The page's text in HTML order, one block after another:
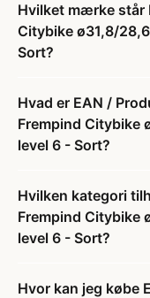
Hvilket mærke står
Citybike ø31,8/
Sort?
Hvad er EAN /
Frempind Citybike
level 6 - Sort?
Hvilken kategori
Frempind Citybike
level 6 - Sort?
Hvor kan jeg købe